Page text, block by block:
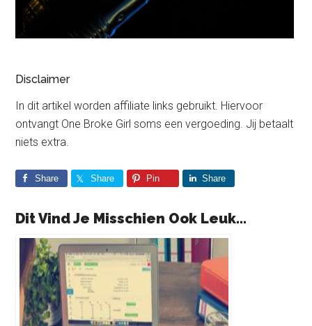
Disclaimer
In dit artikel worden affiliate links gebruikt. Hiervoor
ontvangt One Broke Girl soms een vergoeding. Jij betaalt
niets extra.
Share Share Pin Share
Dit Vind Je Misschien Ook Leuk...